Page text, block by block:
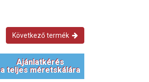
Következő termék
Ajánlatkérés
a teljes méretskálára